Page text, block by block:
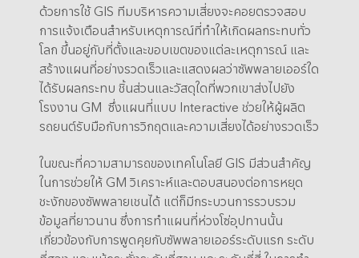
ด้วยการใช้ GIS ทีมบริหารความเสี่ยงจะคอยตรวจสอบ
การแจ้งเตือนสำหรับเหตุการณ์ที่ทำให้เกิดผลกระทบทั่ว
โลก ขึ้นอยู่กับที่ตั้งและขอบเขตของแต่ละเหตุการณ์ และ
สร้างแผนที่อย่างรวดเร็วและแสดงผลว่าซัพพลายเออร์ใด
ได้รับผลกระทบ ชิ้นส่วนและวัสดุใดที่พวกเขาส่งไปยัง
โรงงาน GM ซึ่งแผนที่แบบ Interactive ช่วยให้ผู้ผลิต
รถยนต์รับมือกับการวิกฤตและความเสี่ยงได้อย่างรวดเร็ว
ในขณะที่ความสามารถของเทคโนโลยี GIS มีส่วนสำคัญ
ในการช่วยให้ GM วิเคราะห์และตอบสนองต่อการหยุด
ชะงักของซัพพลายเชนได้ แต่ก็มีกระบวนการรวบรวม
ข้อมูลที่ยาวนาน ซึ่งการทำแผนที่ห่วงโซ่อุปทานนั้น
เกี่ยวข้องกับการพูดคุยกับซัพพลายเออร์ระดับแรก ระดับ